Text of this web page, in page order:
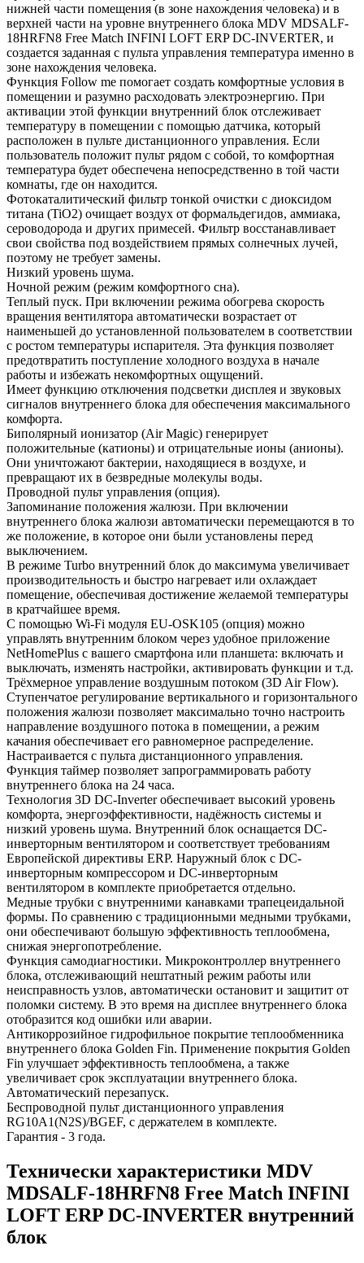
нижней части помещения (в зоне нахождения человека) и в
верхней части на уровне внутреннего блока MDV MDSALF-
18HRFN8 Free Match INFINI LOFT ERP DC-INVERTER, и
создается заданная с пульта управления температура именно в
зоне нахождения человека.
Функция Follow me помогает создать комфортные условия в
помещении и разумно расходовать электроэнергию. При
активации этой функции внутренний блок отслеживает
температуру в помещении с помощью датчика, который
расположен в пульте дистанционного управления. Если
пользователь положит пульт рядом с собой, то комфортная
температура будет обеспечена непосредственно в той части
комнаты, где он находится.
Фотокаталитический фильтр тонкой очистки с диоксидом
титана (TiO2) очищает воздух от формальдегидов, аммиака,
сероводорода и других примесей. Фильтр восстанавливает
свои свойства под воздействием прямых солнечных лучей,
поэтому не требует замены.
Низкий уровень шума.
Ночной режим (режим комфортного сна).
Теплый пуск. При включении режима обогрева скорость
вращения вентилятора автоматически возрастает от
наименьшей до установленной пользователем в соответствии
с ростом температуры испарителя. Эта функция позволяет
предотвратить поступление холодного воздуха в начале
работы и избежать некомфортных ощущений.
Имеет функцию отключения подсветки дисплея и звуковых
сигналов внутреннего блока для обеспечения максимального
комфорта.
Биполярный ионизатор (Air Magic) генерирует
положительные (катионы) и отрицательные ионы (анионы).
Они уничтожают бактерии, находящиеся в воздухе, и
превращают их в безвредные молекулы воды.
Проводной пульт управления (опция).
Запоминание положения жалюзи. При включении
внутреннего блока жалюзи автоматически перемещаются в то
же положение, в которое они были установлены перед
выключением.
В режиме Turbo внутренний блок до максимума увеличивает
производительность и быстро нагревает или охлаждает
помещение, обеспечивая достижение желаемой температуры
в кратчайшее время.
С помощью Wi-Fi модуля EU-OSK105 (опция) можно
управлять внутренним блоком через удобное приложение
NetHomePlus с вашего смартфона или планшета: включать и
выключать, изменять настройки, активировать функции и т.д.
Трёхмерное управление воздушным потоком (3D Air Flow).
Ступенчатое регулирование вертикального и горизонтального
положения жалюзи позволяет максимально точно настроить
направление воздушного потока в помещении, а режим
качания обеспечивает его равномерное распределение.
Настраивается с пульта дистанционного управления.
Функция таймер позволяет запрограммировать работу
внутреннего блока на 24 часа.
Технология 3D DC-Inverter обеспечивает высокий уровень
комфорта, энергоэффективности, надёжность системы и
низкий уровень шума. Внутренний блок оснащается DC-
инверторным вентилятором и соответствует требованиям
Европейской директивы ERP. Наружный блок с DC-
инверторным компрессором и DC-инверторным
вентилятором в комплекте приобретается отдельно.
Медные трубки с внутренними канавками трапецеидальной
формы. По сравнению с традиционными медными трубками,
они обеспечивают большую эффективность теплообмена,
снижая энергопотребление.
Функция самодиагностики. Микроконтроллер внутреннего
блока, отслеживающий нештатный режим работы или
неисправность узлов, автоматически остановит и защитит от
поломки систему. В это время на дисплее внутреннего блока
отобразится код ошибки или аварии.
Антикоррозийное гидрофильное покрытие теплообменника
внутреннего блока Golden Fin. Применение покрытия Golden
Fin улучшает эффективность теплообмена, а также
увеличивает срок эксплуатации внутреннего блока.
Автоматический перезапуск.
Беспроводной пульт дистанционного управления
RG10A1(N2S)/BGEF, с держателем в комплекте.
Гарантия - 3 года.
Технически характеристики MDV
MDSALF-18HRFN8 Free Match INFINI
LOFT ERP DC-INVERTER внутренний
блок